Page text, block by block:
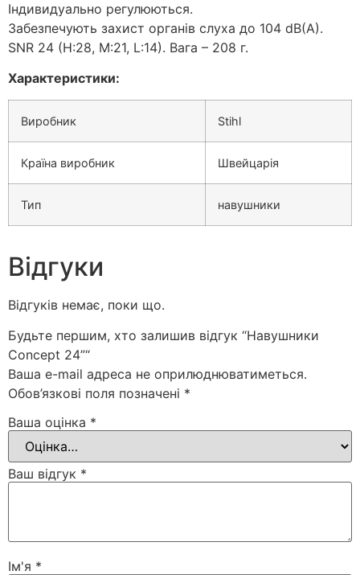
Індивидуально регулюються.
Забезпечують захист органів слуха до 104 dB(A).
SNR 24 (H:28, M:21, L:14). Вага – 208 г.
Характеристики:
Виробник Stihl
Країна виробник Швейцарія
Тип навушники
Відгуки
Відгуків немає, поки що.
Будьте першим, хто залишив відгук “Навушники
Concept 24”“
Ваша e-mail адреса не оприлюднюватиметься.
Обов’язкові поля позначені *
Ваша оцінка *
Ваш відгук *
Ім'я *